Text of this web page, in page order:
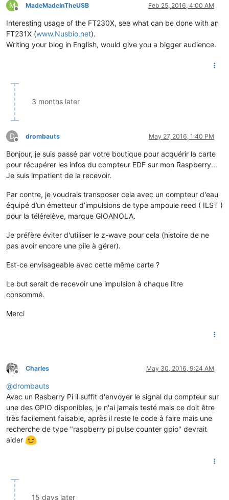
M
Offline
MadeMadeInTheUSB Feb 25, 2016, 4:00 AM
Interesting usage of the FT230X, see what can be done with an
FT231X (www.Nusbio.net).
Writing your blog in English, would give you a bigger audience.
3 months later
D
Offline
drombauts May 27, 2016, 1:40 PM
Bonjour, je suis passé par votre boutique pour acquérir la carte
pour récupérer les infos du compteur EDF sur mon Raspberry...
Je suis impatient de la recevoir.
Par contre, je voudrais transposer cela avec un compteur d'eau
équipé d’un émetteur d’impulsions de type ampoule reed ( ILST )
pour la télérelève, marque GIOANOLA.
Je préfère éviter d'utiliser le z-wave pour cela (histoire de ne
pas avoir encore une pile à gérer).
Est-ce envisageable avec cette même carte ?
Le but serait de recevoir une impulsion à chaque litre
consommé.
Merci
Offline
Charles May 30, 2016, 9:24 AM
@drombauts
Avec un Rasberry Pi il suffit d'envoyer le signal du compteur sur
une des GPIO disponibles, je n'ai jamais testé mais ce doit être
très facilement faisable, après il reste le code à faire mais une
recherche de type "raspberry pi pulse counter gpio" devrait
aider
15 days later